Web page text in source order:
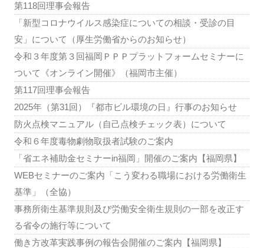
第118回理事会報告
「新型コロナウイルス感染症についての相談・受診の目
安」について（厚生労働省からのお知らせ）
令和３年度第３回福岡ＰＰＰプラットフォームセミナーに
ついて《オンライン開催》（福岡市主催）
第117回理事会報告
2025年（第31回）『都市ビル環境の日』行事のお知らせ
防火点検マニュアル（自己点検チェック表）について
令和６年度毒物劇物取扱者試験のご案内
「省エネ補助金セミナーin福岡」開催のご案内【福岡県】
WEBセミナーのご案内「こう変わる職場における労働衛生
基準」（全協）
事務所衛生基準規則及び労働安全衛生規則の一部を改正す
る省令の施行等について
働き方改革実践事例の報告会開催のご案内【福岡県】